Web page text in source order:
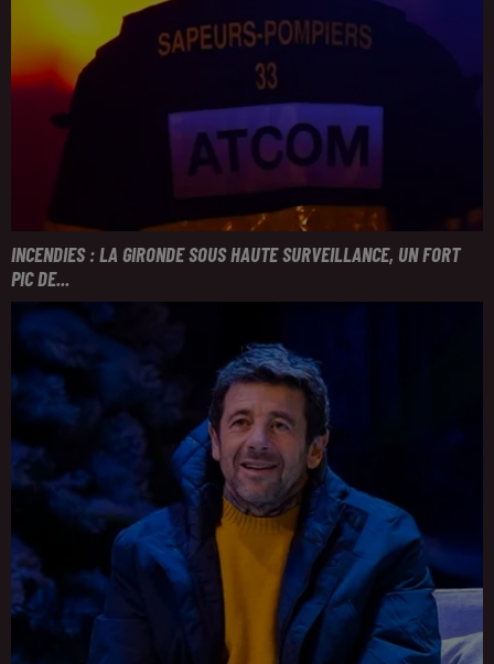
INCENDIES : LA GIRONDE SOUS HAUTE SURVEILLANCE, UN FORT
PIC DE...